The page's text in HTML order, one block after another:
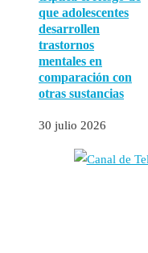
que adolescentes
desarrollen
trastornos
mentales en
comparación con
otras sustancias
30 julio 2026